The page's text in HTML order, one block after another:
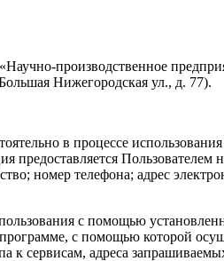
производственное
Нижегородская ул., д. 77).
в процессе
Пользователем
номер телефона; адрес
с помощью
с помощью которой
к сервисам, адреса